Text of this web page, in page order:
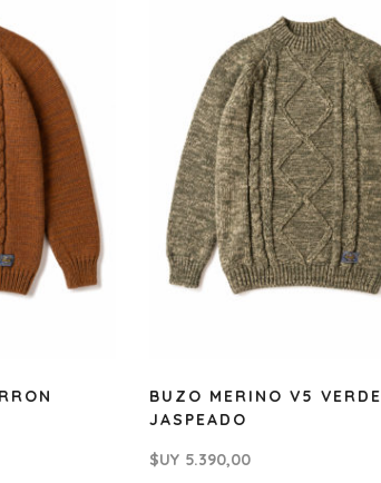
BUZO MERINO V5 VERDE
JASPEADO
$UY 5.390,00